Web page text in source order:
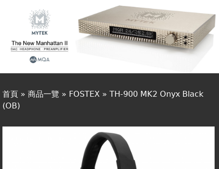
表
單
商品一覽
二手專區
視聽專欄
購物須知
您
首頁 » 商品一覽 » FOSTEX » TH-900 MK2 Onyx Black
(OB)